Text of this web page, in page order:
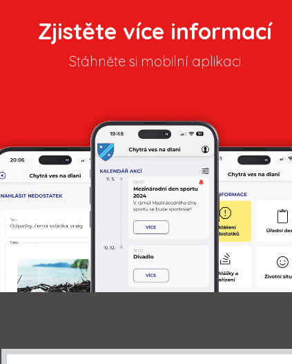
Zjistěte více informací
Stáhněte si mobilní aplikaci